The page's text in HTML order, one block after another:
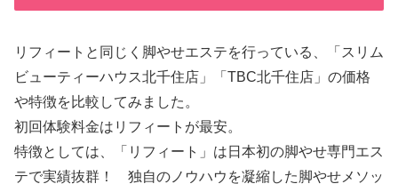
リフィートと同じく脚やせエステを行っている、「スリム
ビューティーハウス北千住店」「TBC北千住店」の価格
や特徴を比較してみました。
初回体験料金はリフィートが最安。
特徴としては、「リフィート」は日本初の脚やせ専門エス
テで実績抜群！ 独自のノウハウを凝縮した脚やせメソッ